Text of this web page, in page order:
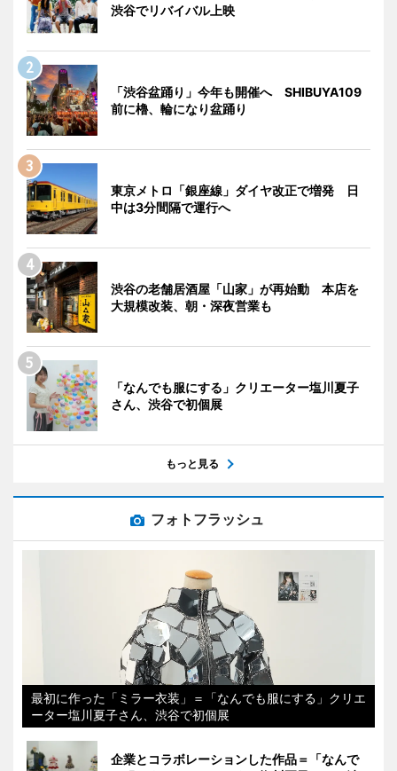
渋谷でリバイバル上映
「渋谷盆踊り」今年も開催へ SHIBUYA109
前に櫓、輪になり盆踊り
東京メトロ「銀座線」ダイヤ改正で増発 日
中は3分間隔で運行へ
渋谷の老舗居酒屋「山家」が再始動 本店を
大規模改装、朝・深夜営業も
「なんでも服にする」クリエーター塩川夏子
さん、渋谷で初個展
もっと見る
フォトフラッシュ
最初に作った「ミラー衣装」＝「なんでも服にする」クリエ
ーター塩川夏子さん、渋谷で初個展
企業とコラボレーションした作品＝「なんで